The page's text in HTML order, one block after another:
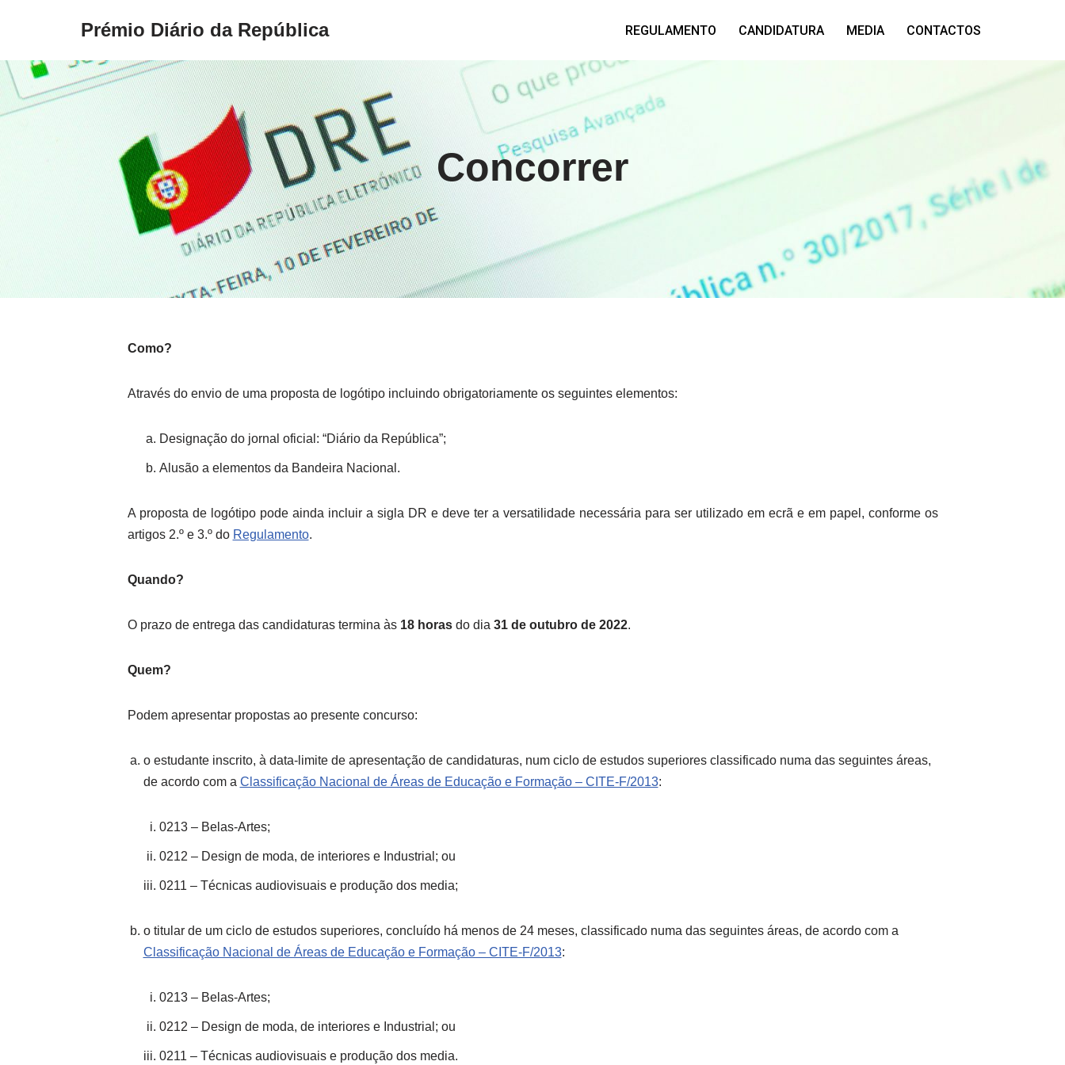
para
o
conteúdo
Prémio Diário da República REGULAMENTO CANDIDATURA MEDIA CONTACTOS
Concorrer
Como?
Através do envio de uma proposta de logótipo incluindo obrigatoriamente os seguintes elementos:
Designação do jornal oficial: “Diário da República”;
Alusão a elementos da Bandeira Nacional.
A proposta de logótipo pode ainda incluir a sigla DR e deve ter a versatilidade necessária para ser utilizado em ecrã e em papel, conforme os
artigos 2.º e 3.º do Regulamento.
Quando?
O prazo de entrega das candidaturas termina às 18 horasdo dia 31 de outubro de 2022.
Quem?
Podem apresentar propostas ao presente concurso:
o estudante inscrito, à data-limite de apresentação de candidaturas, num ciclo de estudos superiores classificado numa das seguintes áreas,
de acordo com a Classificação Nacional de Áreas de Educação e Formação – CITE-F/2013:
0213 – Belas-Artes;
0212 – Design de moda, de interiores e Industrial; ou
0211 – Técnicas audiovisuais e produção dos media;
o titular de um ciclo de estudos superiores, concluído há menos de 24 meses, classificado numa das seguintes áreas, de acordo com a
Classificação Nacional de Áreas de Educação e Formação – CITE-F/2013:
0213 – Belas-Artes;
0212 – Design de moda, de interiores e Industrial; ou
0211 – Técnicas audiovisuais e produção dos media.